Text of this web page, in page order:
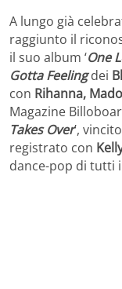
A lungo già
raggiunto il
il suo album ‘One
Gotta Feelingdei
con Rihanna,
Magazine
Takes Over’,
registrato con
dance-pop di tutti